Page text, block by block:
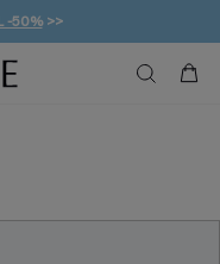
-50%>>
DA 49€
DI SCONTO*